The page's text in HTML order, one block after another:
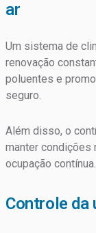
ar
Um sistema de
renovação
poluentes e
seguro.
Além disso, o
manter condições
ocupação contínua.
Controle da